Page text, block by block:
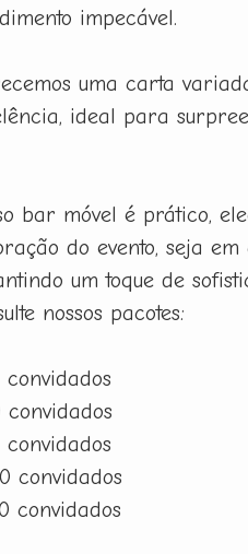
impecável.
uma carta
ideal para
bar móvel é prático,
do evento, seja
um toque de
nossos pacotes:
convidados
convidados